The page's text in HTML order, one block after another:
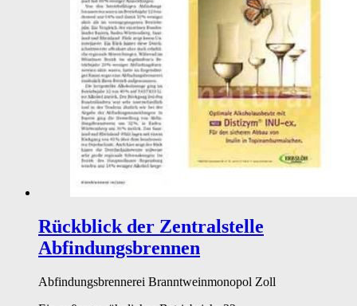
Rückblick der Zentralstelle
Abfindungsbrennen
Abfindungsbrennerei Branntweinmonopol Zoll